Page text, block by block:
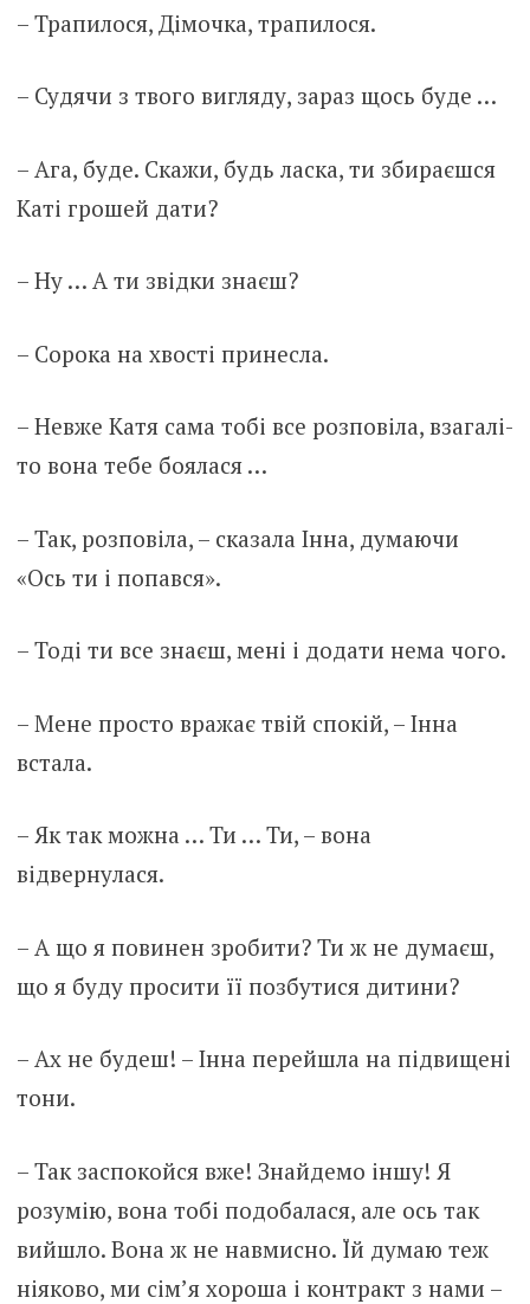
– Трапилося, Дімочка, трапилося.
– Судячи з твого вигляду, зараз щось буде …
– Ага, буде. Скажи, будь ласка, ти збираєшся
Каті грошей дати?
– Ну … А ти звідки знаєш?
– Сорока на хвості принесла.
– Невже Катя сама тобі все розповіла, взагалі-
то вона тебе боялася …
– Так, розповіла, – сказала Інна, думаючи
«Ось ти і попався».
– Тоді ти все знаєш, мені і додати нема чого.
– Мене просто вражає твій спокій, – Інна
встала.
– Як так можна … Ти … Ти, – вона
відвернулася.
– А що я повинен зробити? Ти ж не думаєш,
що я буду просити її позбутися дитини?
– Ах не будеш! – Інна перейшла на підвищені
тони.
– Так заспокойся вже! Знайдемо іншу! Я
розумію, вона тобі подобалася, але ось так
вийшло. Вона ж не навмисно. Їй думаю теж
ніяково, ми сім’я хороша і контракт з нами –